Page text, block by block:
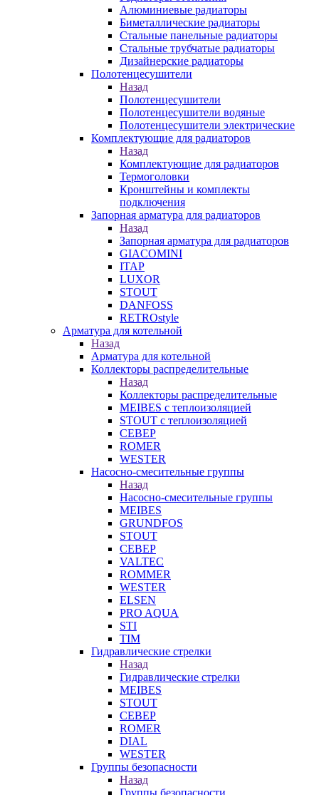
Алюминиевые радиаторы
Биметаллические радиаторы
Стальные панельные радиаторы
Стальные трубчатые радиаторы
Дизайнерские радиаторы
Полотенцесушители
Назад
Полотенцесушители
Полотенцесушители водяные
Полотенцесушители электрические
Комплектующие для радиаторов
Назад
Комплектующие для радиаторов
Термоголовки
Кронштейны и комплекты
подключения
Запорная арматура для радиаторов
Назад
Запорная арматура для радиаторов
GIACOMINI
ITAP
LUXOR
STOUT
DANFOSS
RETROstyle
Арматура для котельной
Назад
Арматура для котельной
Коллекторы распределительные
Назад
Коллекторы распределительные
MEIBES с теплоизоляцией
STOUT с теплоизоляцией
СЕВЕР
ROMER
WESTER
Насосно-смесительные группы
Назад
Насосно-смесительные группы
MEIBES
GRUNDFOS
STOUT
СЕВЕР
VALTEC
ROMMER
WESTER
ELSEN
PRO AQUA
STI
TIM
Гидравлические стрелки
Назад
Гидравлические стрелки
MEIBES
STOUT
СЕВЕР
ROMER
DIAL
WESTER
Группы безопасности
Назад
Группы безопасности